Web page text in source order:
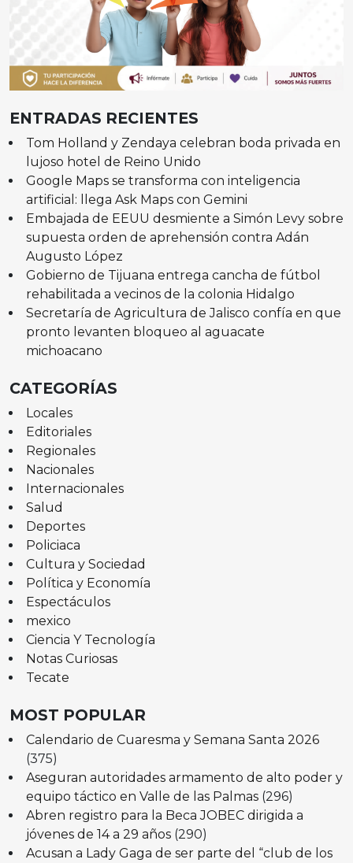
ENTRADAS RECIENTES
Tom Holland y Zendaya celebran boda privada en
lujoso hotel de Reino Unido
Google Maps se transforma con inteligencia
artificial: llega Ask Maps con Gemini
Embajada de EEUU desmiente a Simón Levy sobre
supuesta orden de aprehensión contra Adán
Augusto López
Gobierno de Tijuana entrega cancha de fútbol
rehabilitada a vecinos de la colonia Hidalgo
Secretaría de Agricultura de Jalisco confía en que
pronto levanten bloqueo al aguacate
michoacano
CATEGORÍAS
Locales
Editoriales
Regionales
Nacionales
Internacionales
Salud
Deportes
Policiaca
Cultura y Sociedad
Política y Economía
Espectáculos
mexico
Ciencia Y Tecnología
Notas Curiosas
Tecate
MOST POPULAR
Calendario de Cuaresma y Semana Santa 2026
(375)
Aseguran autoridades armamento de alto poder y
equipo táctico en Valle de las Palmas (296)
Abren registro para la Beca JOBEC dirigida a
jóvenes de 14 a 29 años (290)
Acusan a Lady Gaga de ser parte del “club de los